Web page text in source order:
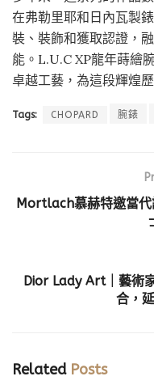
在弗勒里耶和日內瓦製
裝、裝飾和獲取認證，
能。L.U.C XP龍年蒔繪
卓越工藝，為這段輝煌
Tags: CHOPARD 腕錶
Mortlach慕赫特邀當代
Dior Lady Art｜藝術
合，
RelatedPosts